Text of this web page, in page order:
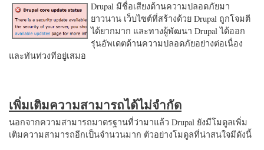
Drupal มีชื่อเสียงด้านความปลอดภัยมา
ยาวนาน เว็บไซต์ที่สร้างด้วย Drupal ถูกโจมตี
ได้ยากมาก และทางผู้พัฒนา Drupal ได้ออก
รุ่นอัพเดตด้านความปลอดภัยอย่างต่อเนื่อง
และทันท่วงทีอยู่เสมอ
เพิ่มเติมความสามารถได้ไม่จำกัด
นอกจากความสามารถมาตรฐานที่ว่ามาแล้ว Drupal ยังมีโมดูลเพิ่ม
เติมความสามารถอีกเป็นจำนวนมาก ตัวอย่างโมดูลที่น่าสนใจมีดังนี้